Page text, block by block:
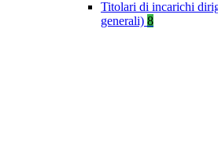
Titolari di incarichi
generali) 8